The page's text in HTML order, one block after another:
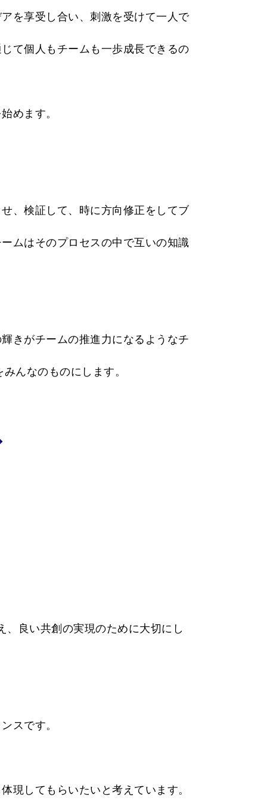
を享受し合い、刺激を受けて一人で
て個人もチームも一歩成長できるの
めます。
、検証して、時に方向修正をしてブ
ムはそのプロセスの中で互いの知識
きがチームの推進力になるようなチ
んなのものにします。
良い共創の実現のために大切にし
スです。
現してもらいたいと考えています。